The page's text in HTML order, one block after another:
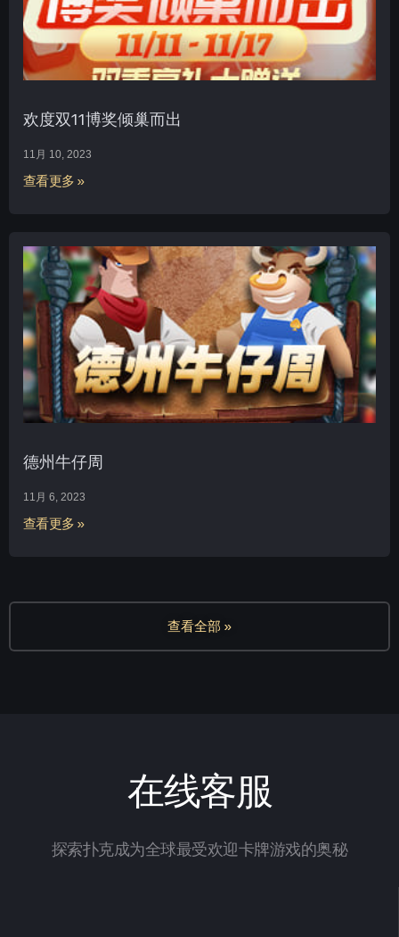
欢度双11博奖倾巢而出
11月 10, 2023
查看更多 »
德州牛仔周
11月 6, 2023
查看更多 »
查看全部 »
在线客服
探索扑克成为全球最受欢迎卡牌游戏的奥秘